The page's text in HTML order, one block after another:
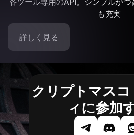
各ツール専用のAPI。シンプルかつ
も充実
詳しく見る
クリプトマス
ィに参加